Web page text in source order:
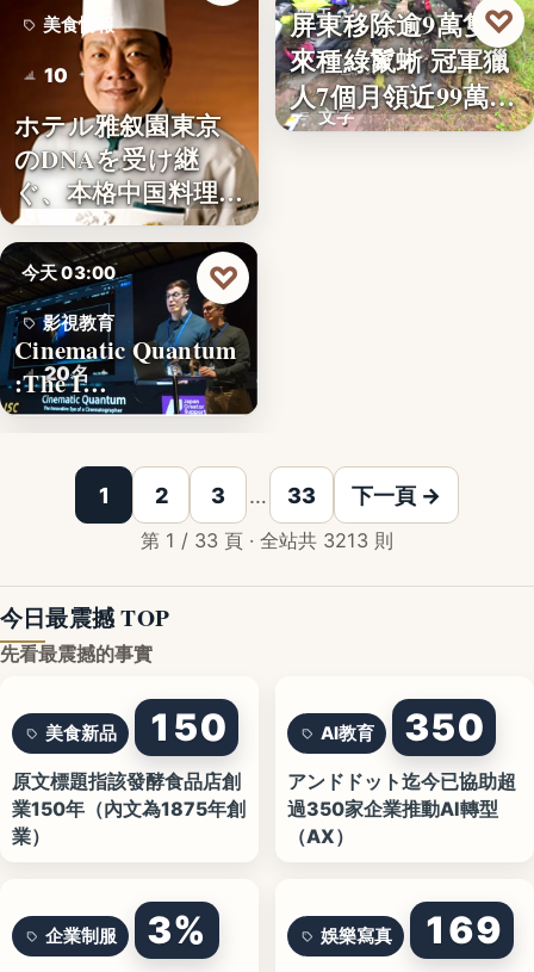
美食情報
10
ホテル雅叙園東京
のDNAを受け継
ぐ、本格中国料理店
「万福…
今天 03:00
影視教育
20名
Cinematic Quantum
:The I…
♡
昨天 21:16
生態防治
文字
屏東移除逾9萬隻外
來種綠鬣蜥 冠軍獵
人7個月領近99萬
獎…
♡
1 2 3 … 33 下一頁 →
第 1 / 33 頁 · 全站共 3213 則
今日最震撼 TOP
先看最震撼的事實
美食新品 150
原文標題指該發酵食品店創
業150年（內文為1875年創
業）
AI教育 350
アンドドット迄今已協助超
過350家企業推動AI轉型
（AX）
企業制服 3% 娛樂寫真 169